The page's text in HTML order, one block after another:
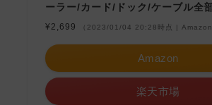
ーラー/カード/ドック/ケーブル全
¥2,699 （2023/01/04 20:28時点 | Amazon
Amazon
楽天市場